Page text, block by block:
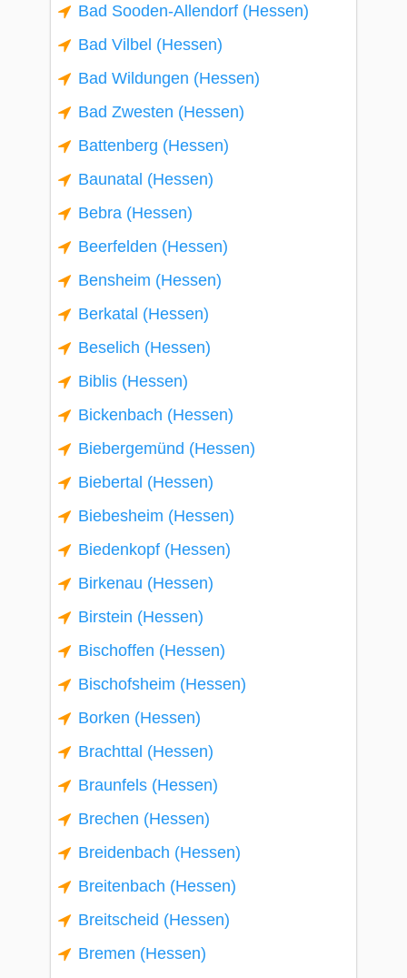
Bad Sooden-Allendorf (Hessen)
Bad Vilbel (Hessen)
Bad Wildungen (Hessen)
Bad Zwesten (Hessen)
Battenberg (Hessen)
Baunatal (Hessen)
Bebra (Hessen)
Beerfelden (Hessen)
Bensheim (Hessen)
Berkatal (Hessen)
Beselich (Hessen)
Biblis (Hessen)
Bickenbach (Hessen)
Biebergemünd (Hessen)
Biebertal (Hessen)
Biebesheim (Hessen)
Biedenkopf (Hessen)
Birkenau (Hessen)
Birstein (Hessen)
Bischoffen (Hessen)
Bischofsheim (Hessen)
Borken (Hessen)
Brachttal (Hessen)
Braunfels (Hessen)
Brechen (Hessen)
Breidenbach (Hessen)
Breitenbach (Hessen)
Breitscheid (Hessen)
Bremen (Hessen)